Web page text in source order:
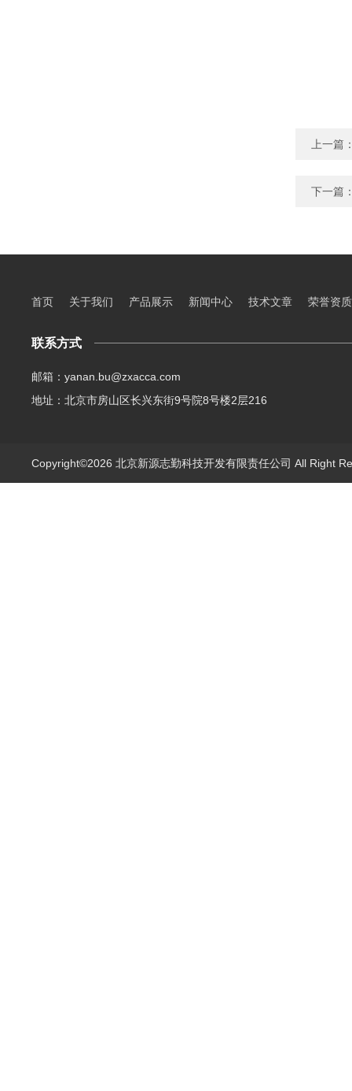
上一篇
下一篇
首页 关于我们 产品展示 新闻中心 技术文章 荣誉资质
联系方式
邮箱：yanan.bu@zxacca.com
地址：北京市房山区长兴东街9号院8号楼2层216
Copyright©2026 北京新源志勤科技开发有限责任公司 All Right